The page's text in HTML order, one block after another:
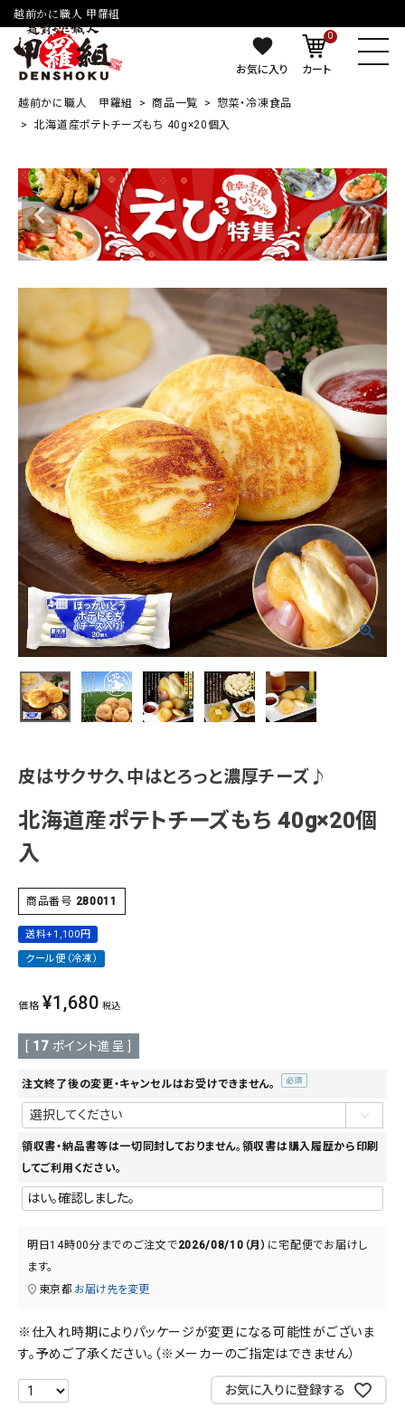
越前かに職人 甲羅組
お気に入り
0
カート
越前かに職人 甲羅組 商品一覧
惣菜・冷凍食品
北海道産ポテトチーズもち 40g×20個入
皮はサクサク、中はとろっと濃厚チーズ♪
北海道産ポテトチーズもち 40g×20個
入
商品番号 280011
送料+1,100円
クール便（冷凍）
価格 ¥1,680 税込
17 ポイント進呈 ]
注文終了後の変更・キャンセルはお受けできません。
領収書・納品書等は一切同封しておりません。領収書は購入履歴から印刷
してご利用ください。
明日 14時00分 までのご注文で2026/08/10（月） に宅配便でお届けし
ます。
東京都 お届け先を変更
※仕入れ時期によりパッケージが変更になる可能性がございま
す。予めご了承ください。（※メーカーのご指定はできません）
お気に入りに登録する